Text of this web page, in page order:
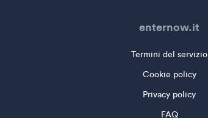
enternow.it
Termini del servizio
Cookie policy
Privacy policy
FAQ